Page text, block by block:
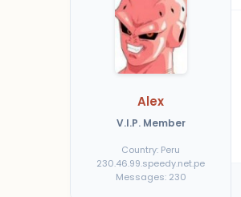
Alex
V.I.P. Member
Country: Peru
230.46.99.speedy.net.pe
Messages: 230